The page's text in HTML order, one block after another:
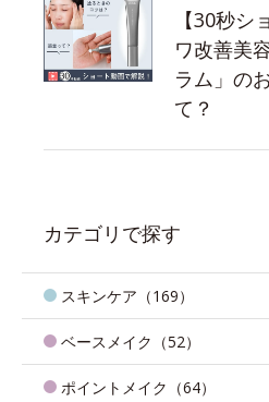
【30秒
ワ改善美
ラム」の
て？
カテゴリで探す
スキンケア（169）
ベースメイク（52）
ポイントメイク（64）